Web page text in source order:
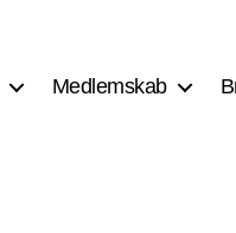
Medlemskab